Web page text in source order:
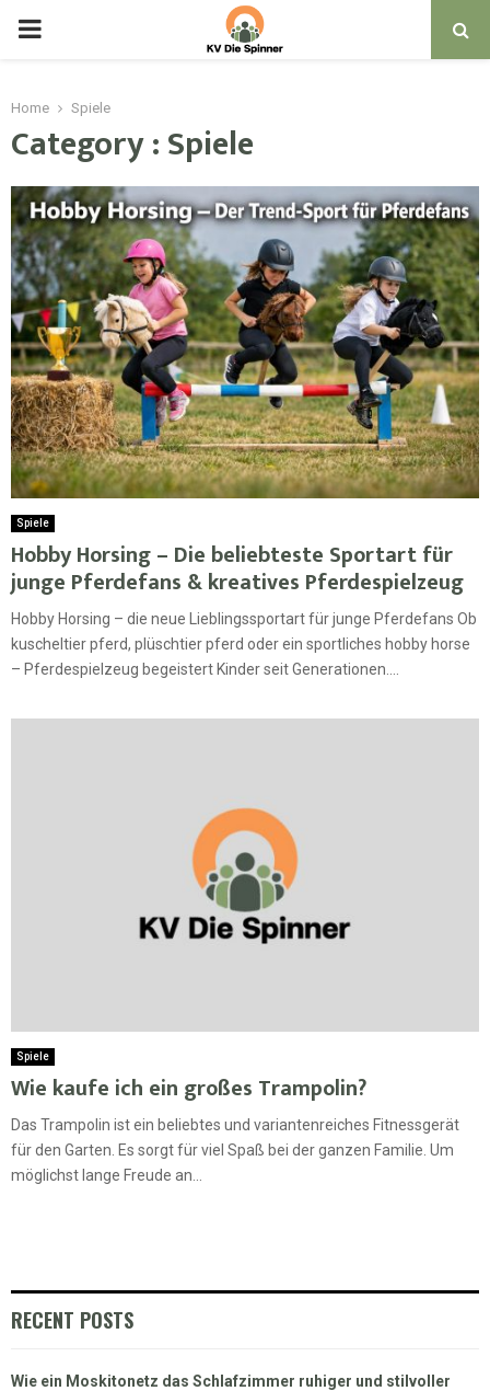
PRIMARY
Home Spiele
Category : Spiele
Spiele
Hobby Horsing – Die beliebteste Sportart für
junge Pferdefans & kreatives Pferdespielzeug
Hobby Horsing – die neue Lieblingssportart für junge Pferdefans Ob
kuscheltier pferd, plüschtier pferd oder ein sportliches hobby horse
– Pferdespielzeug begeistert Kinder seit Generationen....
Spiele
Wie kaufe ich ein großes Trampolin?
Das Trampolin ist ein beliebtes und variantenreiches Fitnessgerät
für den Garten. Es sorgt für viel Spaß bei der ganzen Familie. Um
möglichst lange Freude an...
RECENT POSTS
Wie ein Moskitonetz das Schlafzimmer ruhiger und stilvoller